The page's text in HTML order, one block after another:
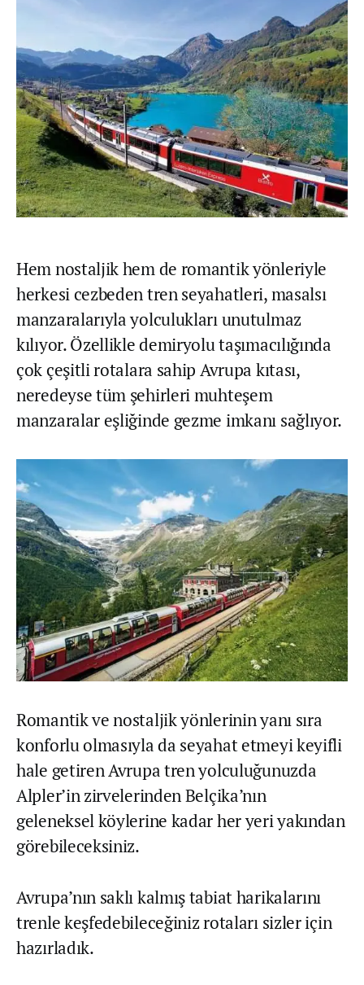
Hem nostaljik hem de romantik yönleriyle
herkesi cezbeden tren seyahatleri, masalsı
manzaralarıyla yolculukları unutulmaz
kılıyor. Özellikle demiryolu taşımacılığında
çok çeşitli rotalara sahip Avrupa kıtası,
neredeyse tüm şehirleri muhteşem
manzaralar eşliğinde gezme imkanı sağlıyor.
Romantik ve nostaljik yönlerinin yanı sıra
konforlu olmasıyla da seyahat etmeyi keyifli
hale getiren Avrupa tren yolculuğunuzda
Alpler’in zirvelerinden Belçika’nın
geleneksel köylerine kadar her yeri yakından
görebileceksiniz.
Avrupa’nın saklı kalmış tabiat harikalarını
trenle keşfedebileceğiniz rotaları sizler için
hazırladık.